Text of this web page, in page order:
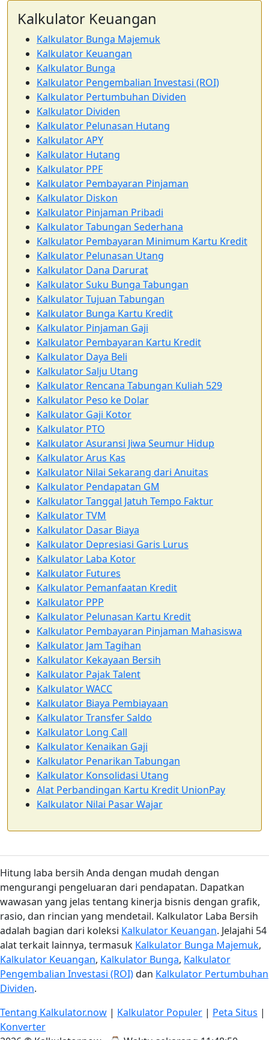
Kalkulator Keuangan
Kalkulator Bunga Majemuk
Kalkulator Keuangan
Kalkulator Bunga
Kalkulator Pengembalian Investasi (ROI)
Kalkulator Pertumbuhan Dividen
Kalkulator Dividen
Kalkulator Pelunasan Hutang
Kalkulator APY
Kalkulator Hutang
Kalkulator PPF
Kalkulator Pembayaran Pinjaman
Kalkulator Diskon
Kalkulator Pinjaman Pribadi
Kalkulator Tabungan Sederhana
Kalkulator Pembayaran Minimum Kartu Kredit
Kalkulator Pelunasan Utang
Kalkulator Dana Darurat
Kalkulator Suku Bunga Tabungan
Kalkulator Tujuan Tabungan
Kalkulator Bunga Kartu Kredit
Kalkulator Pinjaman Gaji
Kalkulator Pembayaran Kartu Kredit
Kalkulator Daya Beli
Kalkulator Salju Utang
Kalkulator Rencana Tabungan Kuliah 529
Kalkulator Peso ke Dolar
Kalkulator Gaji Kotor
Kalkulator PTO
Kalkulator Asuransi Jiwa Seumur Hidup
Kalkulator Arus Kas
Kalkulator Nilai Sekarang dari Anuitas
Kalkulator Pendapatan GM
Kalkulator Tanggal Jatuh Tempo Faktur
Kalkulator TVM
Kalkulator Dasar Biaya
Kalkulator Depresiasi Garis Lurus
Kalkulator Laba Kotor
Kalkulator Futures
Kalkulator Pemanfaatan Kredit
Kalkulator PPP
Kalkulator Pelunasan Kartu Kredit
Kalkulator Pembayaran Pinjaman Mahasiswa
Kalkulator Jam Tagihan
Kalkulator Kekayaan Bersih
Kalkulator Pajak Talent
Kalkulator WACC
Kalkulator Biaya Pembiayaan
Kalkulator Transfer Saldo
Kalkulator Long Call
Kalkulator Kenaikan Gaji
Kalkulator Penarikan Tabungan
Kalkulator Konsolidasi Utang
Alat Perbandingan Kartu Kredit UnionPay
Kalkulator Nilai Pasar Wajar
Hitung laba bersih Anda dengan mudah dengan
mengurangi pengeluaran dari pendapatan. Dapatkan
wawasan yang jelas tentang kinerja bisnis dengan grafik,
rasio, dan rincian yang mendetail. Kalkulator Laba Bersih
adalah bagian dari koleksi Kalkulator Keuangan. Jelajahi 54
alat terkait lainnya, termasuk Kalkulator Bunga Majemuk,
Kalkulator Keuangan, Kalkulator Bunga, Kalkulator
Pengembalian Investasi (ROI)dan Kalkulator Pertumbuhan
Dividen.
Tentang Kalkulator.now | Kalkulator Populer | Peta Situs |
Konverter